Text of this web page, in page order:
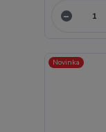
Novinka